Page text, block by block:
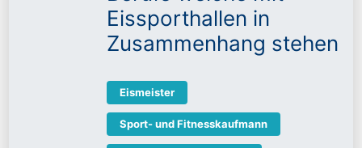
Eissporthallen in
Zusammenhang stehen
Eismeister
Sport- und Fitnesskaufmann